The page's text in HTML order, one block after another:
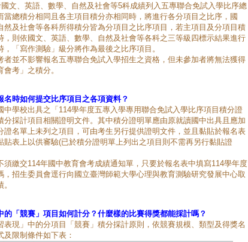
文、英語、數學、自然及社會等5科成績列入五專聯合免試入學比序總
當總積分相同且各主項目積分亦相同時，將進行各分項目之比序，國
然及社會等各科所得積分皆為分項目之比序項目，若主項目及分項目積
，則依國文、英語、數學、自然及社會等各科之三等級四標示結果進行
，「寫作測驗」級分將作為最後之比序項目。
者並不影響報名五專聯合免試入學招生之資格，但未參加者將無法獲得
考」之積分。
名時如何提交比序項目之各項資料？
中學校出具之「114學年度五專入學專用聯合免試入學比序項目積分證
分採計項目相關證明文件。其中積分證明單應由原就讀國中出具且應加
證名單上未列之項目，可由考生另行提供證明文件，並且黏貼於報名表
貼表上以供審驗(已於積分證明單上列出之項目則不需再另行黏貼證
須繳交114年國中教育會考成績通知單，只要於報名表中填寫114學年度
，招生委員會逕行向國立臺灣師範大學心理與教育測驗研究發展中心取
的「競賽」項目如何計分？什麼樣的比賽得獎都能採計嗎？
表現」中的分項目「競賽」積分採計原則，依競賽規模、類型及得獎名
及限制條件如下表：